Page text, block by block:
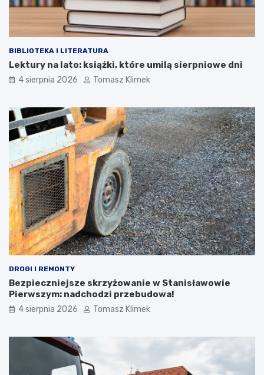
BIBLIOTEKA I LITERATURA
Lektury na lato: książki, które umilą sierpniowe dni
4 sierpnia 2026 Tomasz Klimek
DROGI I REMONTY
Bezpieczniejsze skrzyżowanie w Stanisławowie
Pierwszym: nadchodzi przebudowa!
4 sierpnia 2026 Tomasz Klimek